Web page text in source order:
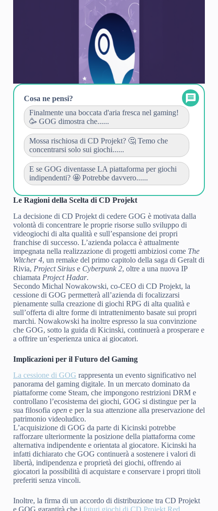
Cosa ne pensi?
Finalmente una boccata d'aria fresca nel gaming!
🥳 GOG dimostra che......
Mossa rischiosa di CD Projekt? 🤔 Temo che
concentrarsi solo sui giochi......
E se GOG diventasse LA piattaforma per giochi
indipendenti? 🤩 Potrebbe davvero......
Le Ragioni della Scelta di CD Projekt
La decisione di CD Projekt di cedere GOG è motivata dalla
volontà di concentrare le proprie risorse sullo sviluppo di
videogiochi di alta qualità e sull’espansione dei propri
franchise di successo. L’azienda polacca è attualmente
impegnata nella realizzazione di progetti ambiziosi come The
Witcher 4, un remake del primo capitolo della saga di Geralt di
Rivia, Project Siriuse Cyberpunk 2, oltre a una nuova IP
chiamata Project Hadar.
Secondo Michal Nowakowski, co-CEO di CD Projekt, la
cessione di GOG permetterà all’azienda di focalizzarsi
pienamente sulla creazione di giochi RPG di alta qualità e
sull’offerta di altre forme di intrattenimento basate sui propri
marchi. Nowakowski ha inoltre espresso la sua convinzione
che GOG, sotto la guida di Kicinski, continuerà a prosperare e
a offrire un’esperienza unica ai giocatori.
Implicazioni per il Futuro del Gaming
La cessione di GOG rappresenta un evento significativo nel
panorama del gaming digitale. In un mercato dominato da
piattaforme come Steam, che impongono restrizioni DRM e
controllano l’ecosistema dei giochi, GOG si distingue per la
sua filosofia opene per la sua attenzione alla preservazione del
patrimonio videoludico.
L’acquisizione di GOG da parte di Kicinski potrebbe
rafforzare ulteriormente la posizione della piattaforma come
alternativa indipendente e orientata al giocatore. Kicinski ha
infatti dichiarato che GOG continuerà a sostenere i valori di
libertà, indipendenza e proprietà dei giochi, offrendo ai
giocatori la possibilità di acquistare e conservare i propri titoli
preferiti senza vincoli.
Inoltre, la firma di un accordo di distribuzione tra CD Projekt
e GOG garantirà che i futuri giochi di CD Projekt Red